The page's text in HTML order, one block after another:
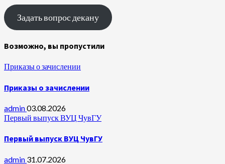
Задать вопрос декану
Возможно, вы пропустили
Приказы о зачислении
Приказы о зачислении
admin03.08.2026
Первый выпуск ВУЦ ЧувГУ
Первый выпуск ВУЦ ЧувГУ
admin 31.07.2026